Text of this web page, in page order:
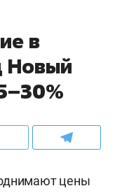
в
Новый
цены